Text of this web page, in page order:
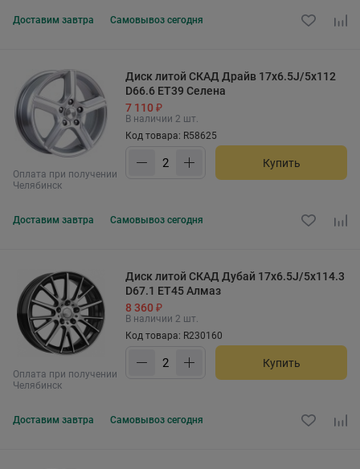
Доставим завтра Самовывоз сегодня
Оплата при получении
Челябинск
Диск литой СКАД Драйв 17x6.5J/5x112
D66.6 ET39 Селена
7 110 ₽
В наличии 2 шт.
Код товара: R58625
Купить
Доставим завтра Самовывоз сегодня
Оплата при получении
Челябинск
Диск литой СКАД Дубай 17x6.5J/5x114.3
D67.1 ET45 Алмаз
8 360 ₽
В наличии 2 шт.
Код товара: R230160
Купить
Доставим завтра Самовывоз сегодня